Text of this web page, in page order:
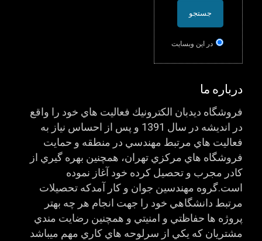
در اين وبسایت
درباره ما
فروشگاه ديدبان الكترونيك فعاليت هاي خود را واقع
در انديشه در سال 1391 و پس از احساس نياز به
فعاليت هاي مرتبط مهندسي در منطقه و حمايت
فروشگاه هاي مركزي تهران، همچنين بهره گيري از
كادر مجرب و تحصيل كرده خود آغاز نموده
است.گروه مهندسين جوان و كار آمدكه تحصيلات
مرتبط دانشگاهي خود را جهت انجام هر چه بهتر
پروژه ها حفاظتي و امنيتي و همچنين رضايت مندي
مشتريان كه يكي از سرلوحه هاي كاري مهم ميباشد